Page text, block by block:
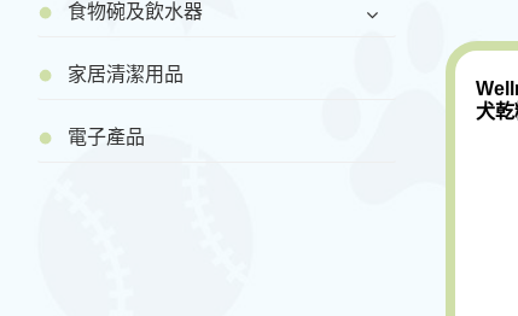
食物碗及飲水器
家居清潔用品
電子產品
犬